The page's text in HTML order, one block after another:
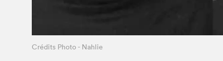
Crédits Photo - Nahlie